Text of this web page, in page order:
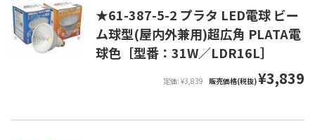
★61-387-5-2 プラタ LED電球 ビー
ム球型(屋内外兼用)超広角 PLATA電
球色［型番：31W／LDR16L］
定価: ¥3,839 販売価格(税抜)¥3,839